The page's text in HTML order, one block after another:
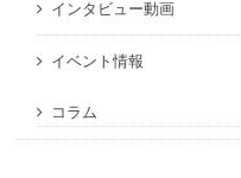
インタビュー動画
イベント情報
コラム